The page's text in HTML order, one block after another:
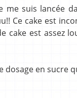
me suis lancée
Ce cake est
cake est assez
en sucre